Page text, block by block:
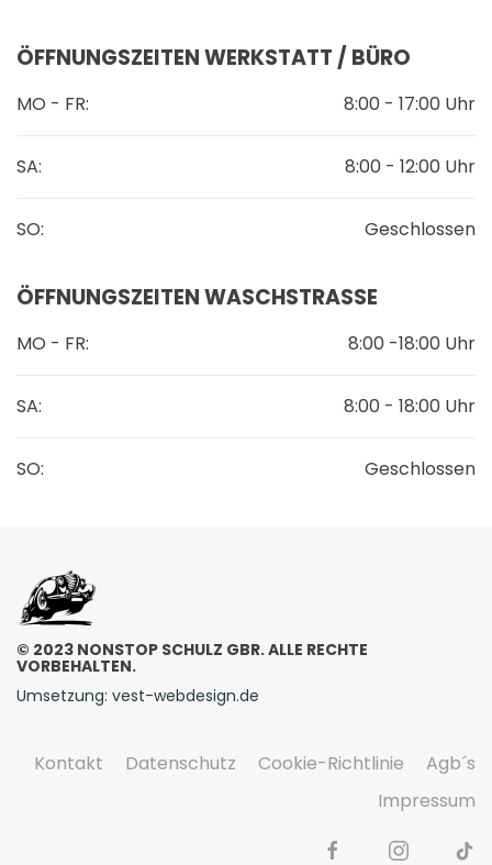
ÖFFNUNGSZEITEN WERKSTATT / BÜRO
MO - FR: 8:00 - 17:00 Uhr
SA: 8:00 - 12:00 Uhr
SO: Geschlossen
ÖFFNUNGSZEITEN WASCHSTRASSE
MO - FR: 8:00 -18:00 Uhr
SA: 8:00 - 18:00 Uhr
SO: Geschlossen
© 2023 NONSTOP SCHULZ GBR. ALLE RECHTE
VORBEHALTEN.
Umsetzung: vest-webdesign.de
Kontakt Datenschutz Cookie-Richtlinie
Agb´s
Impressum